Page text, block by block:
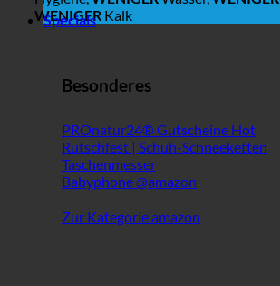
WENIGER Kalk
Specials
Besonderes
PROnatur24® Gutscheine
Rutschfest | Schuh-Schneeketten
Taschenmesser
Babyphone @amazon
Zur Kategorie amazon